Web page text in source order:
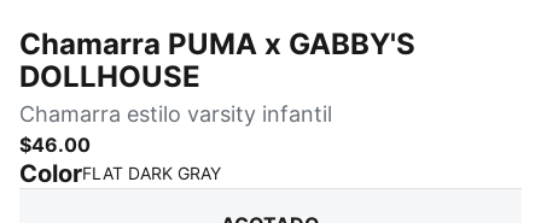
Chamarra PUMA x GABBY'S
DOLLHOUSE
Chamarra estilo varsity infantil
$46.00
ColorFLAT DARK GRAY: